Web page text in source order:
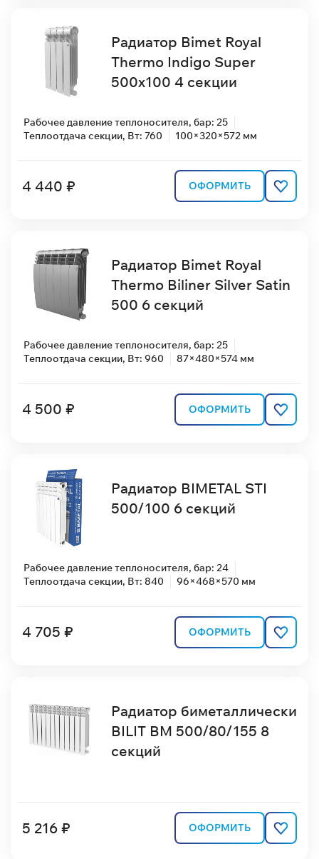
Радиатор Bimet Royal
Thermo Indigo Super
500x100 4 секции
Рабочее давление теплоносителя, бар: 25
Теплоотдача секции, Вт: 760
100×320×572 мм
4 440 ₽ ОФОРМИТЬ
Радиатор Bimet Royal
Thermo Biliner Silver Satin
500 6 секций
Рабочее давление теплоносителя, бар: 25
Теплоотдача секции, Вт: 960
87×480×574 мм
4 500 ₽ ОФОРМИТЬ
Радиатор BIMETAL STI
500/100 6 секций
Рабочее давление теплоносителя, бар: 24
Теплоотдача секции, Вт: 840
96×468×570 мм
4 705 ₽ ОФОРМИТЬ
Радиатор биметаллически
BILIT BM 500/80/155 8
секций
5 216 ₽ ОФОРМИТЬ